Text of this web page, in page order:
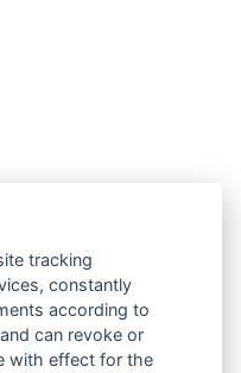
tracking
constantly
according to
can revoke or
with effect for the